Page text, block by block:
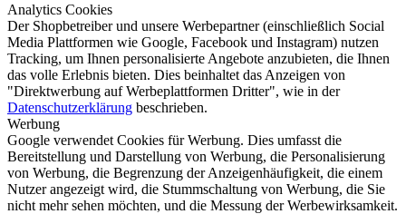
Analytics Cookies
Der Shopbetreiber und unsere Werbepartner (einschließlich Social
Media Plattformen wie Google, Facebook und Instagram) nutzen
Tracking, um Ihnen personalisierte Angebote anzubieten, die Ihnen
das volle Erlebnis bieten. Dies beinhaltet das Anzeigen von
"Direktwerbung auf Werbeplattformen Dritter", wie in der
Datenschutzerklärung beschrieben.
Werbung
Google verwendet Cookies für Werbung. Dies umfasst die
Bereitstellung und Darstellung von Werbung, die Personalisierung
von Werbung, die Begrenzung der Anzeigenhäufigkeit, die einem
Nutzer angezeigt wird, die Stummschaltung von Werbung, die Sie
nicht mehr sehen möchten, und die Messung der Werbewirksamkeit.